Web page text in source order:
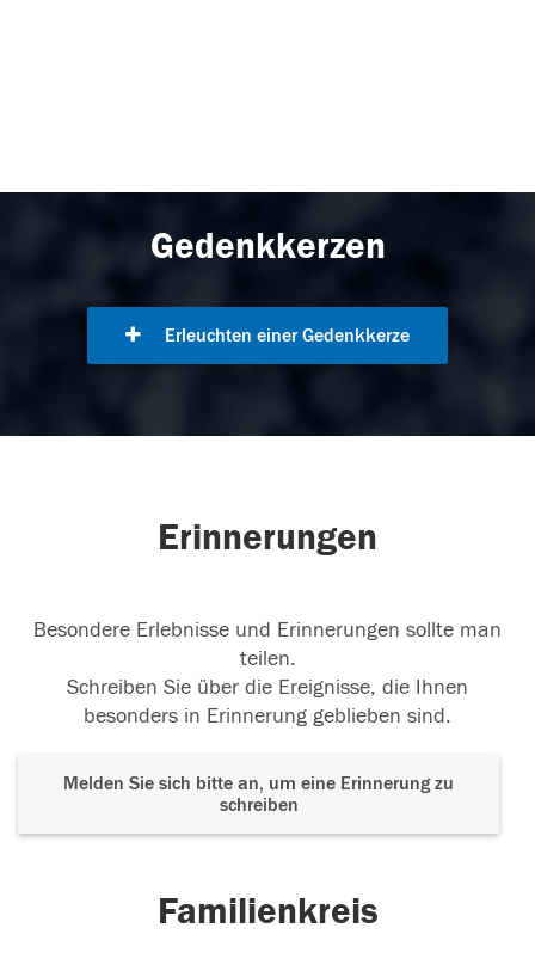
Gedenkkerzen
Erleuchten einer Gedenkkerze
Erinnerungen
Besondere Erlebnisse und Erinnerungen sollte man
teilen.
Schreiben Sie über die Ereignisse, die Ihnen
besonders in Erinnerung geblieben sind.
Melden Sie sich bitte an, um eine Erinnerung zu
schreiben
Familienkreis